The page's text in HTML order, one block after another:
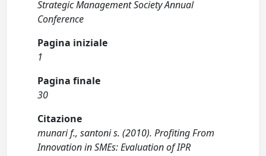
Strategic Management Society Annual
Conference
Pagina iniziale
1
Pagina finale
30
Citazione
munari f., santoni s. (2010). Profiting From
Innovation in SMEs: Evaluation of IPR